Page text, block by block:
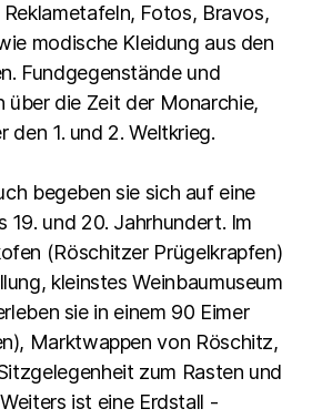
Fotos, Bravos,
modische Kleidung aus den
Fundgegenstände und
über die Zeit der Monarchie,
den 1. und 2. Weltkrieg.
begeben sie sich auf eine
19. und 20. Jahrhundert. Im
(Röschitzer Prügelkrapfen)
kleinstes Weinbaumuseum
sie in einem 90 Eimer
Marktwappen von Röschitz,
zum Rasten und
ist eine Erdstall -